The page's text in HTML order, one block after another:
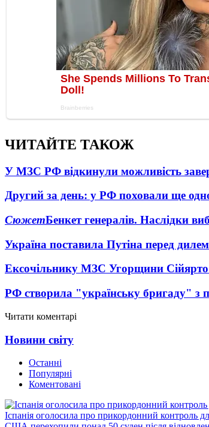
ЧИТАЙТЕ ТАКОЖ
У МЗС РФ відкинули можливість
Другий за день: у РФ поховали ще
СюжетБенкет генералів. Наслідки
Україна поставила Путіна перед
Ексочільнику МЗС Угорщини Сійярто
РФ створила "українську бригаду" з
Читати коментарі
Новини світу
Останні
Популярні
Коментовані
Іспанія оголосила про прикордонний контроль